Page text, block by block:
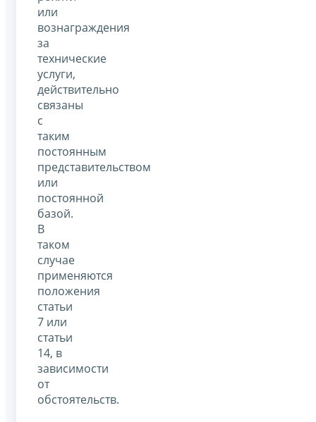
или
вознаграждения
за
технические
услуги,
действительно
связаны
с
таким
постоянным
представительством
или
постоянной
базой.
В
таком
случае
применяются
положения
статьи
7 или
статьи
14, в
зависимости
от
обстоятельств.